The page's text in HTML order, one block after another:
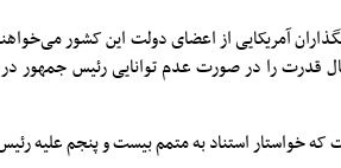
آمریکایی از اعضای دولت این کشور
قدرت را در صورت عدم توانایی رئیس جمهور
که خواستار استناد به متمم بیست و پنجم علیه